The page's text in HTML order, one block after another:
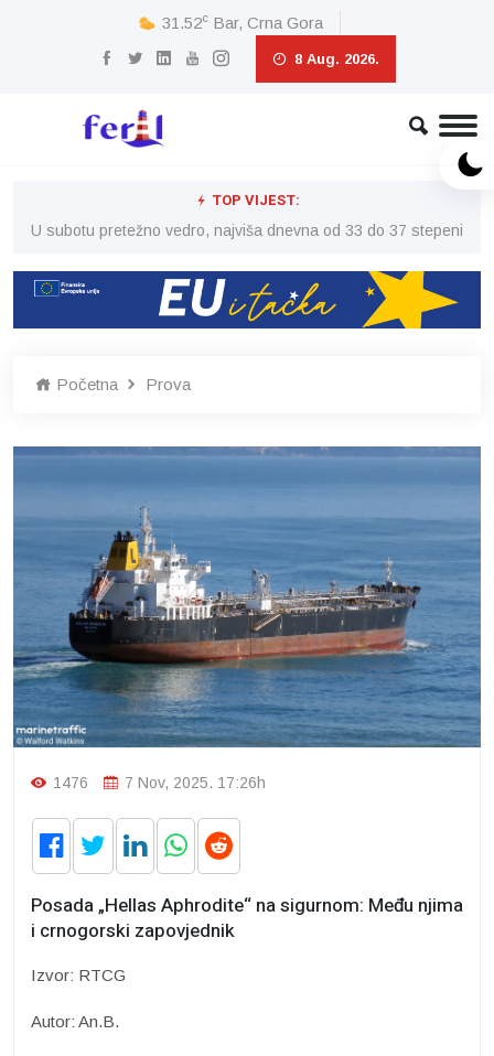
31.52c Bar, Crna Gora
8 Aug. 2026.
TOP VIJEST:
U subotu pretežno vedro, najviša dnevna od 33 do 37 stepeni
Početna Prova
1476 7 Nov, 2025. 17:26h
Posada „Hellas Aphrodite“ na sigurnom: Među njima
i crnogorski zapovjednik
Izvor: RTCG
Autor: An.B.